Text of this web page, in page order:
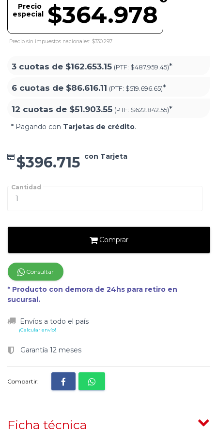
$364.978
Precio
especial
Precio sin impuestos nacionales: $330.297
3 cuotas de $162.653.15 (PTF: $487.959.45)*
6 cuotas de $86.616.11 (PTF: $519.696.65)*
12 cuotas de $51.903.55 (PTF: $622.842.55)*
* Pagando con Tarjetas de crédito.
$396.715 con Tarjeta
Cantidad
Comprar
Consultar
* Producto con demora de 24hs para retiro en
sucursal.
Envíos a todo el país
¡Calcular envío!
Garantía 12 meses
Compartir:
Ficha técnica